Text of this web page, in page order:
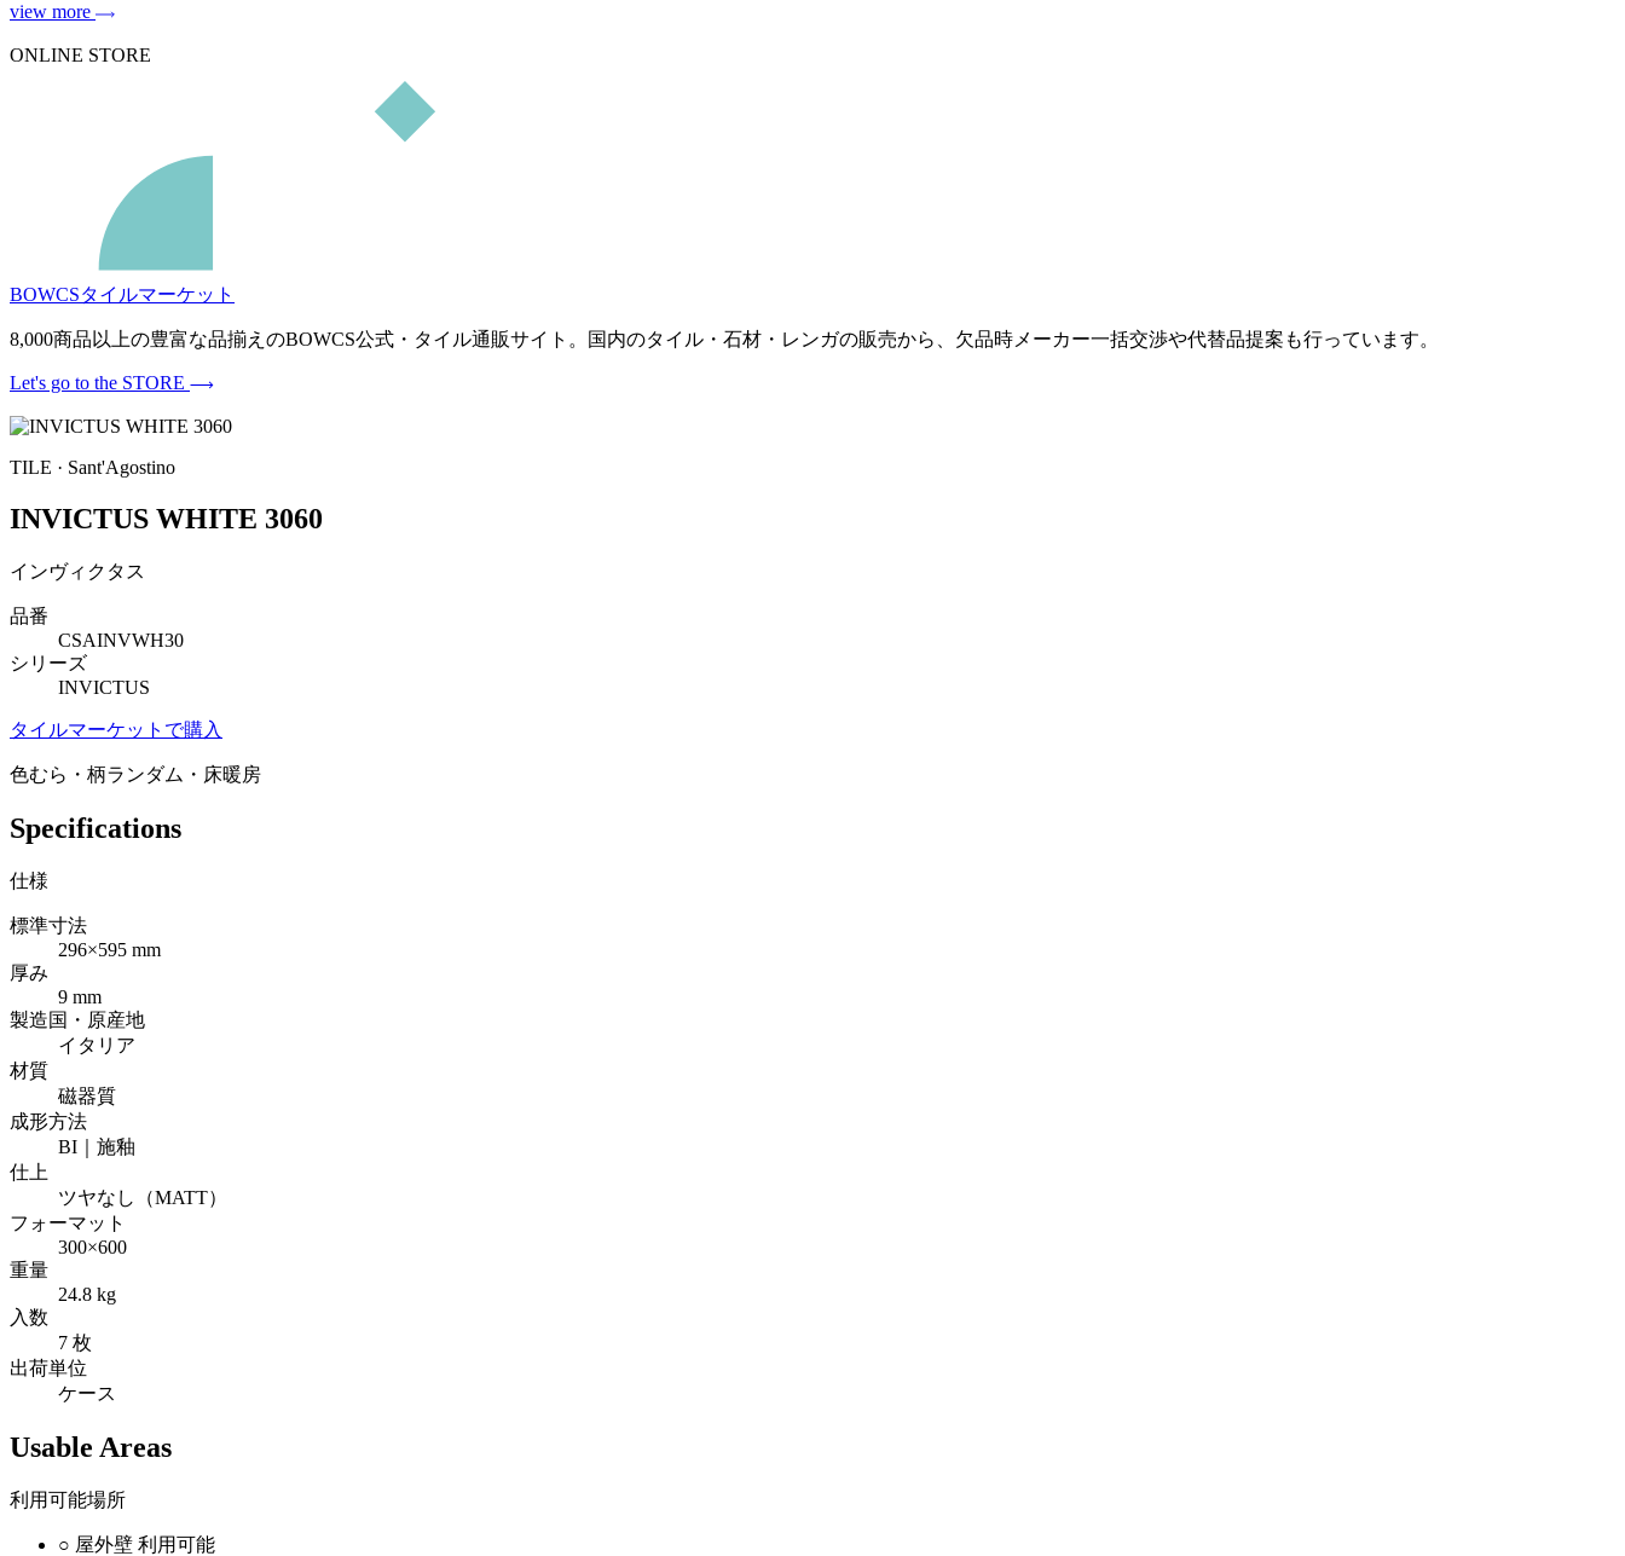
view more
ONLINE STORE
BOWCSタイルマーケット
8,000商品以上の豊富な品揃えのBOWCS公式・タイル通販サイト。国内のタイル・石材・レンガの販売から、欠品時メーカー一括交渉や代替品提案も行っています。
Let's go to the STORE
TILE · Sant'Agostino
INVICTUS WHITE 3060
インヴィクタス
品番
CSAINVWH30
シリーズ
INVICTUS
タイルマーケットで購入
色むら・柄ランダム・床暖房
Specifications
仕様
標準寸法
296×595 mm
厚み
9 mm
製造国・原産地
イタリア
材質
磁器質
成形方法
BI｜施釉
仕上
ツヤなし（MATT）
フォーマット
300×600
重量
24.8 kg
入数
7 枚
出荷単位
ケース
Usable Areas
利用可能場所
○ 屋外壁 利用可能